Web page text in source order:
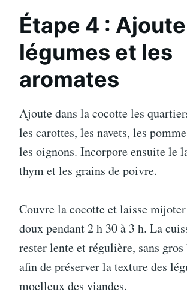
Étape 4 :
légumes et les
aromates
Ajoute dans la cocotte les
les carottes, les navets, les
les oignons. Incorpore ensuite le
thym et les grains de poivre.
Couvre la cocotte et laisse
doux pendant 2 h 30 à 3 h. La
rester lente et régulière, sans
afin de préserver la texture des
moelleux des viandes.